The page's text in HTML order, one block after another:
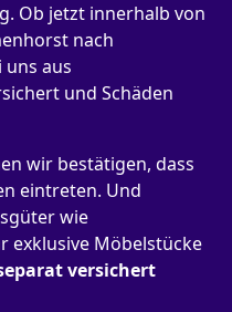
Ob jetzt innerhalb von
nach
uns aus
und Schäden
wir bestätigen, dass
eintreten. Und
wie
exklusive Möbelstücke
versichert